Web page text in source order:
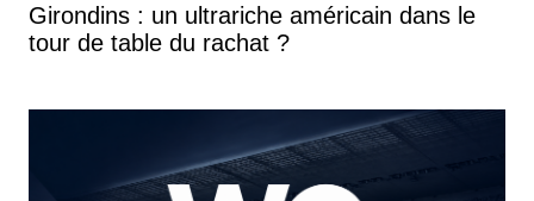
Girondins : un ultrariche américain dans le
tour de table du rachat ?